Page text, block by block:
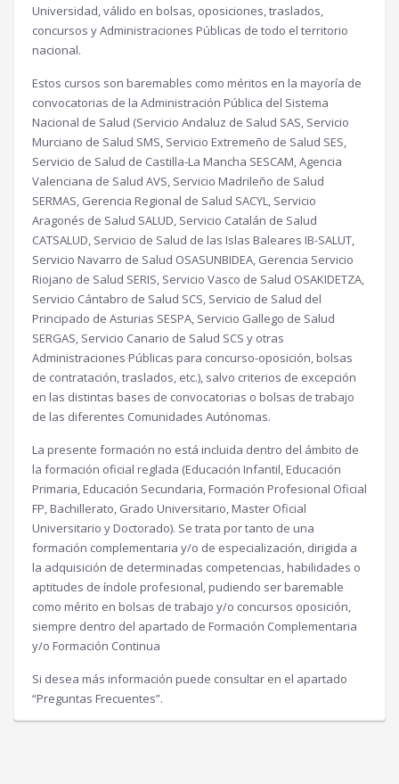
Universidad, válido en bolsas, oposiciones, traslados,
concursos y Administraciones Públicas de todo el territorio
nacional.
Estos cursos son baremables como méritos en la mayoría de
convocatorias de la Administración Pública del Sistema
Nacional de Salud (Servicio Andaluz de Salud SAS, Servicio
Murciano de Salud SMS, Servicio Extremeño de Salud SES,
Servicio de Salud de Castilla-La Mancha SESCAM, Agencia
Valenciana de Salud AVS, Servicio Madrileño de Salud
SERMAS, Gerencia Regional de Salud SACYL, Servicio
Aragonés de Salud SALUD, Servicio Catalán de Salud
CATSALUD, Servicio de Salud de las Islas Baleares IB-SALUT,
Servicio Navarro de Salud OSASUNBIDEA, Gerencia Servicio
Riojano de Salud SERIS, Servicio Vasco de Salud OSAKIDETZA,
Servicio Cántabro de Salud SCS, Servicio de Salud del
Principado de Asturias SESPA, Servicio Gallego de Salud
SERGAS, Servicio Canario de Salud SCS y otras
Administraciones Públicas para concurso-oposición, bolsas
de contratación, traslados, etc.), salvo criterios de excepción
en las distintas bases de convocatorias o bolsas de trabajo
de las diferentes Comunidades Autónomas.
La presente formación no está incluida dentro del ámbito de
la formación oficial reglada (Educación Infantil, Educación
Primaria, Educación Secundaria, Formación Profesional Oficial
FP, Bachillerato, Grado Universitario, Master Oficial
Universitario y Doctorado). Se trata por tanto de una
formación complementaria y/o de especialización, dirigida a
la adquisición de determinadas competencias, habilidades o
aptitudes de índole profesional, pudiendo ser baremable
como mérito en bolsas de trabajo y/o concursos oposición,
siempre dentro del apartado de Formación Complementaria
y/o Formación Continua
Si desea más información puede consultar en el apartado
“Preguntas Frecuentes”.